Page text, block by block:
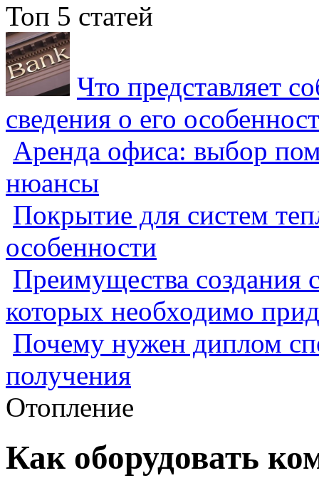
Топ 5 статей
Что представляет
сведения о его
Аренда офиса: выбор
нюансы
Покрытие для систем
особенности
Преимущества создания
которых необходимо
Почему нужен диплом
получения
Отопление
Как оборудовать